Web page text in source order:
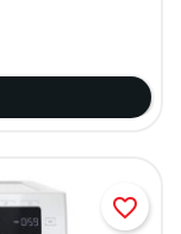
favorite_border